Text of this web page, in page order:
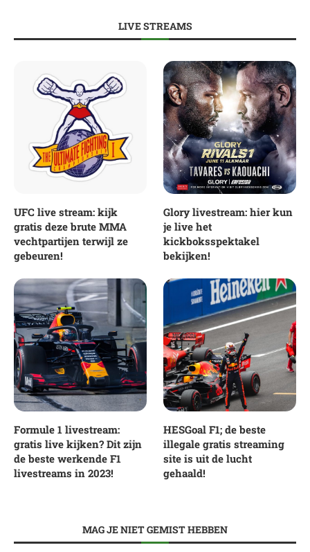
LIVE STREAMS
UFC live stream: kijk
gratis deze brute MMA
vechtpartijen terwijl ze
gebeuren!
Glory livestream: hier kun
je live het
kickboksspektakel
bekijken!
Formule 1 livestream:
gratis live kijken? Dit zijn
de beste werkende F1
livestreams in 2023!
HESGoal F1; de beste
illegale gratis streaming
site is uit de lucht
gehaald!
MAG JE NIET GEMIST HEBBEN